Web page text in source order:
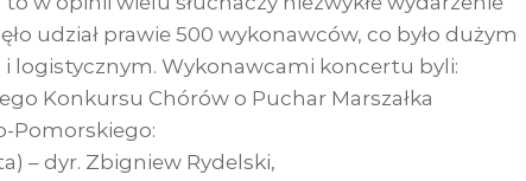
udział prawie 500 wykonawców, co było dużym
logistycznym. Wykonawcami koncertu byli:
Konkursu Chórów o Puchar Marszałka
Pomorskiego:
– dyr. Zbigniew Rydelski,